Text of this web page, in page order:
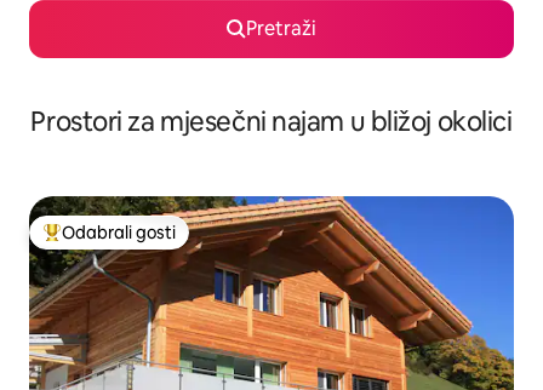
Pretraži
Prostori za mjesečni najam u bližoj okolici
Među najviše rangiranima s oznakom „Odabrali gosti”
Odabrali gosti